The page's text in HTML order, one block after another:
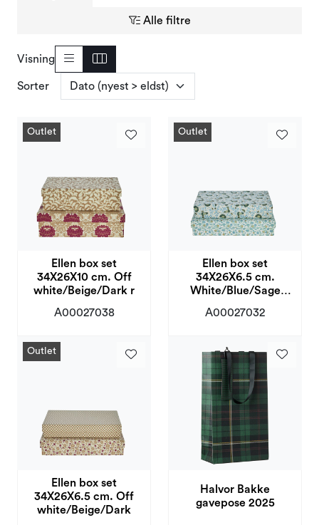
Alle filtre
Visning
Sorter
Outlet
Ellen box set
34X26X10 cm. Off
white/Beige/Dark r
A00027038
Outlet
Ellen box set
34X26X6.5 cm.
White/Blue/Sage
A00027032
Outlet
Ellen box set
34X26X6.5 cm. Off
white/Beige/Dark
Halvor Bakke
gavepose 2025